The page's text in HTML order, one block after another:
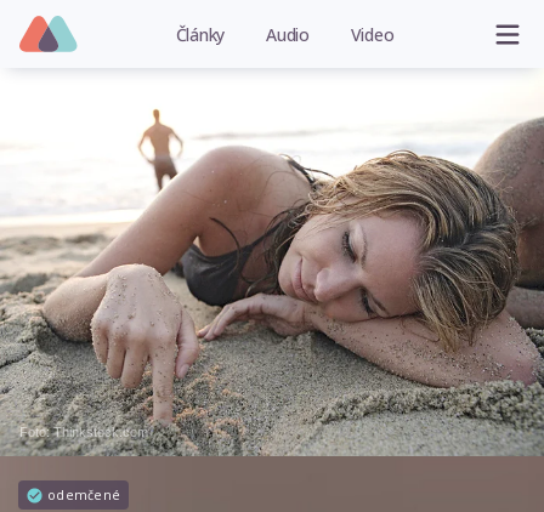
Články Audio Video
Foto: Thinkstock.com
odemčené